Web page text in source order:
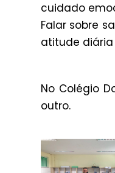
cuidado
Falar sobre
atitude
No Colégio
outro.